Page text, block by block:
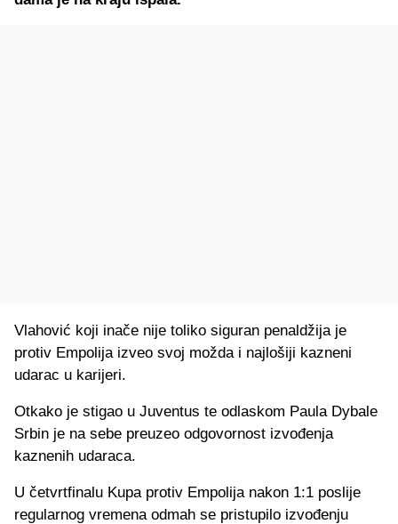
Vlahović koji inače nije toliko siguran penaldžija je
protiv Empolija izveo svoj možda i najlošiji kazneni
udarac u karijeri.
Otkako je stigao u Juventus te odlaskom Paula Dybale
Srbin je na sebe preuzeo odgovornost izvođenja
kaznenih udaraca.
U četvrtfinalu Kupa protiv Empolija nakon 1:1 poslije
regularnog vremena odmah se pristupilo izvođenju